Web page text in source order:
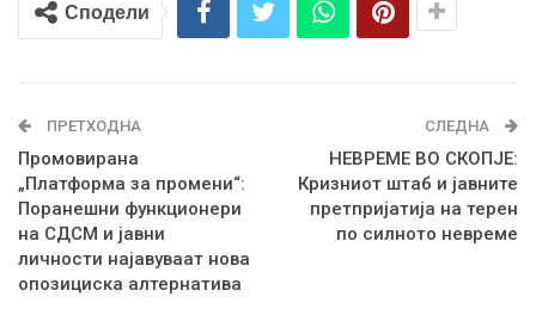
Сподели
ПРЕТХОДНА
Промовирана
„Платформа за промени“:
Поранешни функционери
на СДСМ и јавни
личности најавуваат нова
опозициска алтернатива
СЛЕДНА
НЕВРЕМЕ ВО СКОПЈЕ:
Кризниот штаб и јавните
претпријатија на терен
по силното невреме